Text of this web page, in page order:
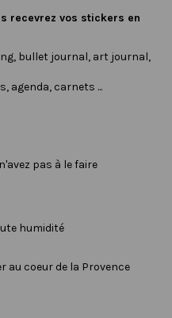
recevrez vos stickers en
bullet journal, art journal,
agenda, carnets ...
pas à le faire
humidité
au coeur de la Provence